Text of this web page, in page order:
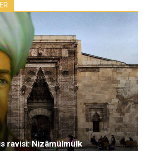
ravisi: Nizâmülmülk